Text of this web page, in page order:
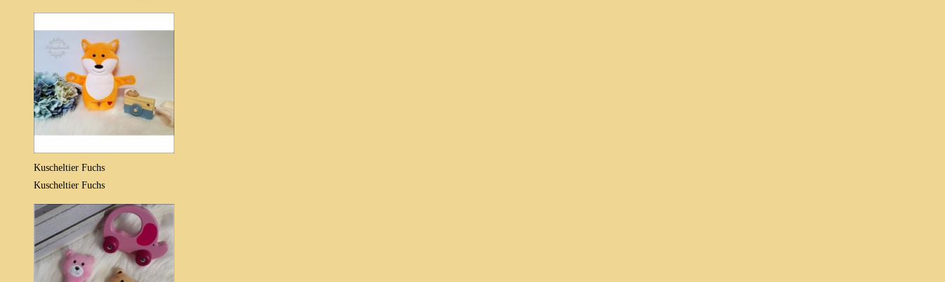
Kuscheltier Fuchs
Kuscheltier Fuchs